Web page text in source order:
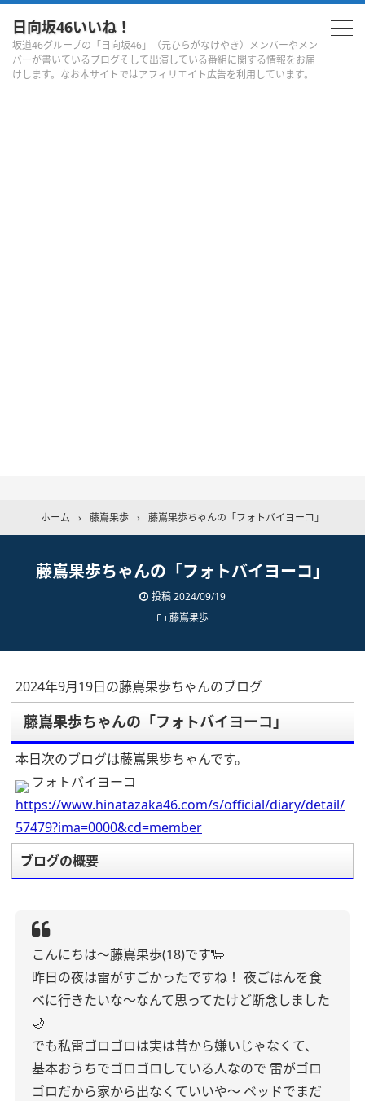
日向坂46いいね！
坂道46グループの「日向坂46」（元ひらがなけやき）メンバーやメン
バーが書いているブログそして出演している番組に関する情報をお届
けします。なお本サイトではアフィリエイト広告を利用しています。
ホーム › 藤嶌果歩 › 藤嶌果歩ちゃんの「フォトバイヨーコ」
藤嶌果歩ちゃんの「フォトバイヨーコ」
投稿2024/09/19
藤嶌果歩
2024年9月19日の藤嶌果歩ちゃんのブログ
藤嶌果歩ちゃんの「フォトバイヨーコ」
本日次のブログは藤嶌果歩ちゃんです。
フォトバイヨーコ
https://www.hinatazaka46.com/s/official/diary/detail/
57479?ima=0000&cd=member
ブログの概要
こんにちは〜藤嶌果歩(18)です🐑
昨日の夜は雷がすごかったですね！ 夜ごはんを食
べに行きたいな〜なんて思ってたけど断念しました
🌙
でも私雷ゴロゴロは実は昔から嫌いじゃなくて、
基本おうちでゴロゴロしている人なので 雷がゴロ
ゴロだから家から出なくていいや〜 ベッドでまだ